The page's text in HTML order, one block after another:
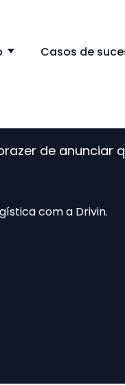
ShowCasos de
submenu for
de anunciar
com a Drivin.